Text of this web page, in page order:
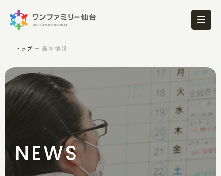
トップ 最新情報
NEWS